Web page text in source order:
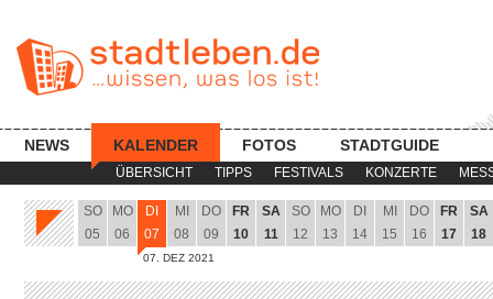
ÜBERSICHT TIPPS FESTIVALS KONZERTE
NEWS KALENDER FOTOS STADTGUIDE
SO
05
MO
06
DI
07
07. DEZ 2021
MI
08
DO
09
FR
10
SA
11
SO
12
MO
13
DI
14
MI
15
DO
16
FR
17
SA
18